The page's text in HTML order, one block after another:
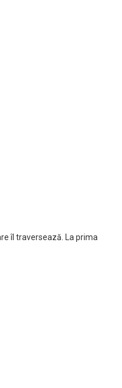
îl traversează. La prima